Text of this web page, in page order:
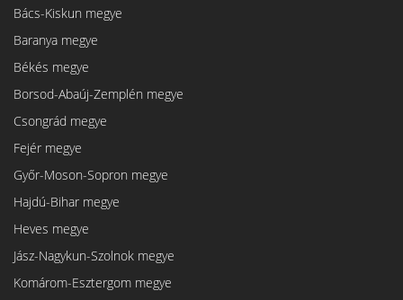
Bács-Kiskun megye
Baranya megye
Békés megye
Borsod-Abaúj-Zemplén megye
Csongrád megye
Fejér megye
Győr-Moson-Sopron megye
Hajdú-Bihar megye
Heves megye
Jász-Nagykun-Szolnok megye
Komárom-Esztergom megye